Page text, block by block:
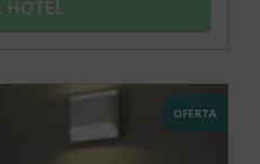
HOTEL
OFERTA